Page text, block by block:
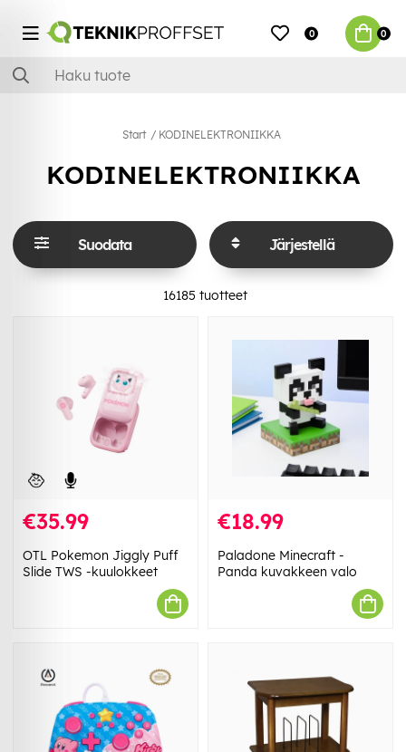
0 0
Start KODINELEKTRONIIKKA
KODINELEKTRONIIKKA
Suodata Järjestellä
16185 tuotteet
€35.99
OTL Pokemon Jiggly Puff
Slide TWS -kuulokkeet
€18.99
Paladone Minecraft -
Panda kuvakkeen valo